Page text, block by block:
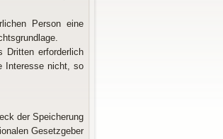
Person eine
Dritten erforderlich
Interesse nicht, so
der Speicherung
Gesetzgeber